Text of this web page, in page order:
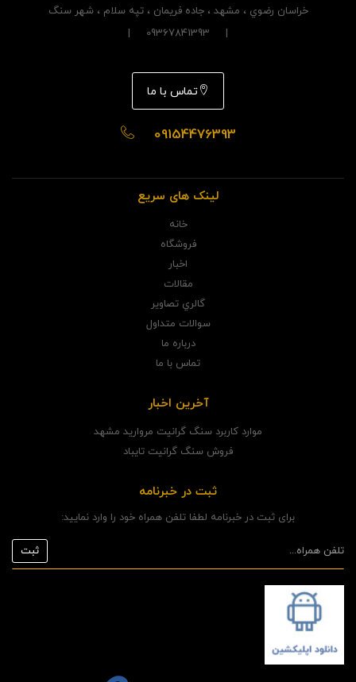
خراسان رضوي ، مشهد ، جاده فريمان ، تپه سلام ، شهر سنگ
| 09367841393 |
تماس با ما
09154476393
لینک های سریع
خانه
فروشگاه
اخبار
مقالات
گالري تصاوير
سوالات متداول
درباره ما
تماس با ما
آخرین اخبار
موارد کاربرد سنگ گرانیت مروارید مشهد
فروش سنگ گرانیت تایباد
ثبت در خبرنامه
برای ثبت در خبرنامه لطفا تلفن همراه خود را وارد نمایید: